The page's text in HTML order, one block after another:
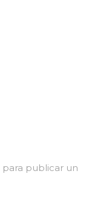
para publicar un